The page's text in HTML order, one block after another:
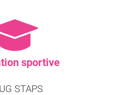
sportive
STAPS